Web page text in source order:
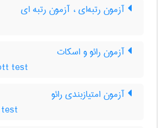
آزمون رتبه‌ای ، آزمون رتبه ای
آزمون رائو و اسکات
test
آزمون امتیازبندی رائو